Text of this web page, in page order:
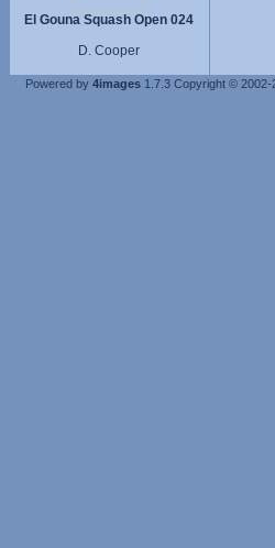
El Gouna Squash Open 024
D. Cooper
Powered by 4images 1.7.3 Copyright © 2002-